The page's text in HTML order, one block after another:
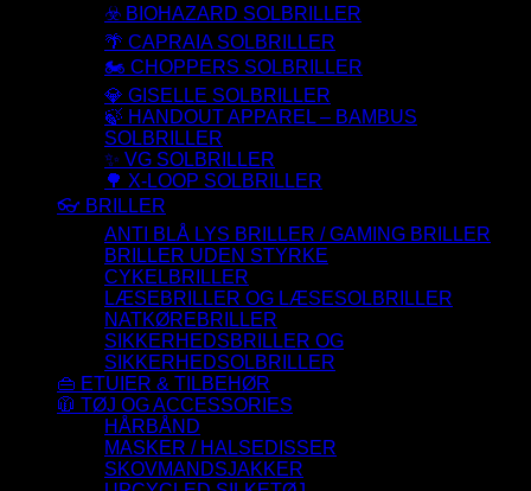
☣️ BIOHAZARD SOLBRILLER
🌴 CAPRAIA SOLBRILLER
🏍️ CHOPPERS SOLBRILLER
💎 GISELLE SOLBRILLER
🍃 HANDOUT APPAREL – BAMBUS
SOLBRILLER
✨ VG SOLBRILLER
🌳 X-LOOP SOLBRILLER
👓 BRILLER
ANTI BLÅ LYS BRILLER / GAMING BRILLER
BRILLER UDEN STYRKE
CYKELBRILLER
LÆSEBRILLER OG LÆSESOLBRILLER
NATKØREBRILLER
SIKKERHEDSBRILLER OG
SIKKERHEDSOLBRILLER
👜 ETUIER & TILBEHØR
🧥 TØJ OG ACCESSORIES
HÅRBÅND
MASKER / HALSEDISSER
SKOVMANDSJAKKER